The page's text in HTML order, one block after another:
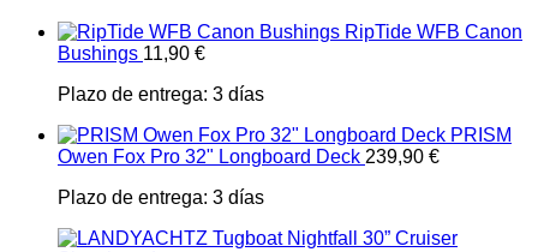
RipTide WFB Canon
Bushings 11,90 €
Plazo de entrega: 3 días
PRISM
Owen Fox Pro 32" Longboard Deck 239,90 €
Plazo de entrega: 3 días